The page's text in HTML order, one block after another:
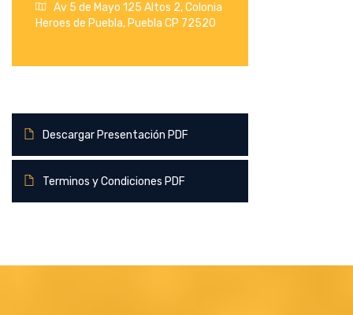
Av 5 de Mayo 125 Altos 2, Colonia
Heroes de Puebla, Puebla CP 72520
Descargar Presentación PDF
Terminos y Condiciones PDF